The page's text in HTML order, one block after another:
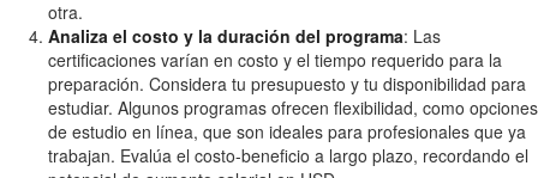
otra.
Analiza el costo y la duración del programa: Las
certificaciones varían en costo y el tiempo requerido para la
preparación. Considera tu presupuesto y tu disponibilidad para
estudiar. Algunos programas ofrecen flexibilidad, como opciones
de estudio en línea, que son ideales para profesionales que ya
trabajan. Evalúa el costo-beneficio a largo plazo, recordando el